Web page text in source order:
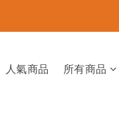
人氣商品 所有商品